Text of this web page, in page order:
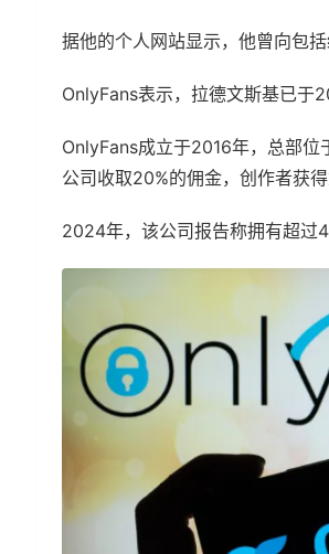
据他的个人网站显示，他曾向包
OnlyFans表示，拉德文斯基已于
OnlyFans成立于2016年，总部位
公司收取20%的佣金，创作者获得
2024年，该公司报告称拥有超过